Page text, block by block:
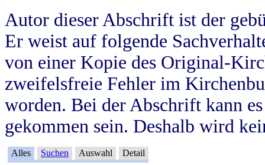
Autor dieser Abschrift ist der
Er weist auf folgende
von einer Kopie des Original-
zweifelsfreie Fehler im
worden. Bei der Abschrift kann
gekommen sein. Deshalb wird
Alles Suchen Auswahl Detail